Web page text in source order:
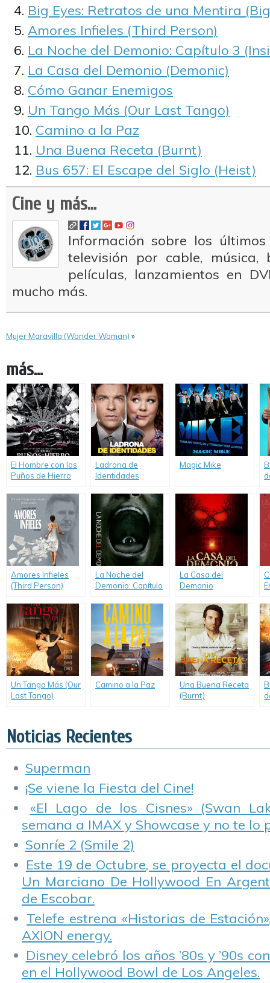
Big Eyes: Retratos de una Mentira
Amores Infieles (Third Person)
La Noche del Demonio: Capítulo 3
La Casa del Demonio (Demonic)
Cómo Ganar Enemigos
Un Tango Más (Our Last Tango)
Camino a la Paz
Una Buena Receta (Burnt)
Bus 657: El Escape del Siglo (Heist)
Cine y más...
Información sobre los
televisión por cable, música,
películas, lanzamientos en
mucho más.
Mujer Maravilla (Wonder Woman) »
más...
El Hombre con los
Puños de Hierro
Iron Fists)
Ladrona de
Identidades
Magic Mike
Amores Infieles
(Third Person)
La Noche del
Demonio: Capítulo
Chapter 3)
La Casa del
Demonio
Un Tango Más (Our
Last Tango)
Camino a la Paz
Una Buena Receta
(Burnt)
Noticias Recientes
Superman
¡Se viene la Fiesta del Cine!
«El Lago de los Cisnes» (Swan
semana a IMAX y Showcase y no te lo
Sonríe 2 (Smile 2)
Este 19 de Octubre, se proyecta el
Un Marciano De Hollywood En
de Escobar.
Telefe estrena «Historias de
AXION energy.
Disney celebró los años ’80s y ’90s
en el Hollywood Bowl de Los Angeles.